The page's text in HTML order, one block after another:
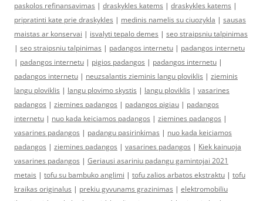
paskolos refinansavimas | draskykles katems | draskykles katems |
pripratinti kate prie draskykles | medinis namelis su ciuozykla | sausas
maistas ar konservai | isvalyti tepalo demes | seo straipsniu talpinimas
| seo straipsniu talpinimas | padangos internetu | padangos internetu
| padangos internetu | pigios padangos | padangos internetu |
padangos internetu | neuzsalantis zieminis langu ploviklis | zieminis
langu ploviklis | langu plovimo skystis | langu ploviklis | vasarines
padangos | ziemines padangos | padangos pigiau | padangos
internetu | nuo kada keiciamos padangos | ziemines padangos |
vasarines padangos | padangu pasirinkimas | nuo kada keiciamos
padangos | ziemines padangos | vasarines padangos | Kiek kainuoja
vasarines padangos | Geriausi asariniu padangu gamintojai 2021
metais | tofu su bambuko anglimi | tofu zalios arbatos ekstraktu | tofu
kraikas originalus | prekiu gyvunams grazinimas | elektromobiliu